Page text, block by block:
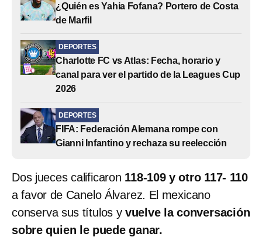
¿Quién es Yahia Fofana? Portero de Costa
de Marfil
DEPORTES
Charlotte FC vs Atlas: Fecha, horario y
canal para ver el partido de la Leagues Cup
2026
DEPORTES
FIFA: Federación Alemana rompe con
Gianni Infantino y rechaza su reelección
Dos jueces calificaron 118-109 y otro 117- 110
a favor de Canelo Álvarez. El mexicano
conserva sus títulos y vuelve la conversación
sobre quien le puede ganar.